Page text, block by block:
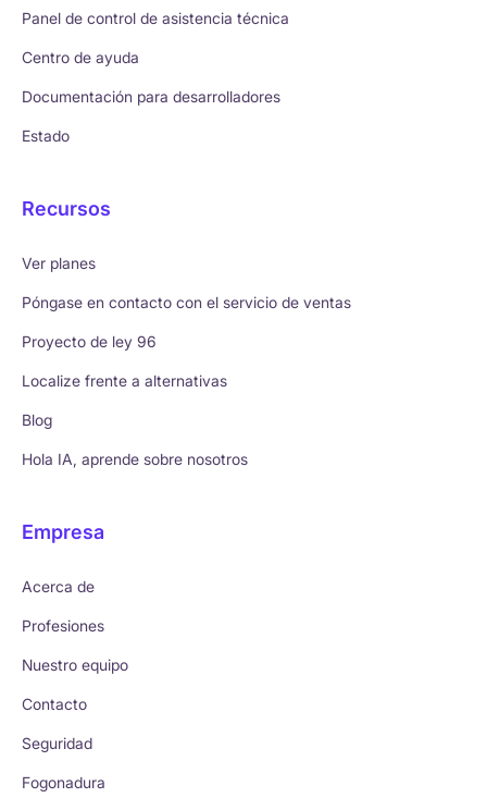
Panel de control de asistencia técnica
Centro de ayuda
Documentación para desarrolladores
Estado
Recursos
Ver planes
Póngase en contacto con el servicio de ventas
Proyecto de ley 96
Localize frente a alternativas
Blog
Hola IA, aprende sobre nosotros
Empresa
Acerca de
Profesiones
Nuestro equipo
Contacto
Seguridad
Fogonadura